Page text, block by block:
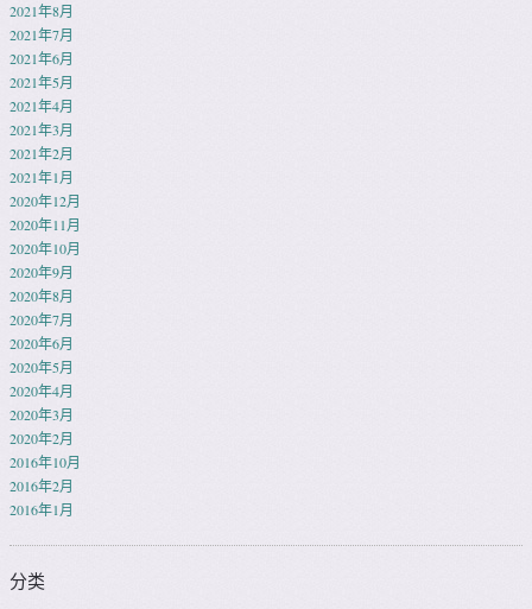
2021年8月
2021年7月
2021年6月
2021年5月
2021年4月
2021年3月
2021年2月
2021年1月
2020年12月
2020年11月
2020年10月
2020年9月
2020年8月
2020年7月
2020年6月
2020年5月
2020年4月
2020年3月
2020年2月
2016年10月
2016年2月
2016年1月
分类